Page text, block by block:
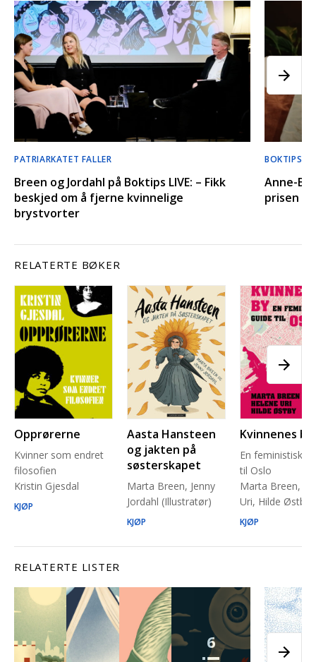
PATRIARKATET FALLER
Breen og Jordahl på Boktips LIVE: – Fikk
beskjed om å fjerne kvinnelige
brystvorter
BOKTIPS
Anne-
prisen
RELATERTE BØKER
Opprørerne
Kvinner som endret
filosofien
Kristin Gjesdal
KJØP
Aasta Hansteen
og jakten på
søsterskapet
Marta Breen, Jenny
Jordahl (Illustratør)
KJØP
Kvinnenes by
En feministisk
til Oslo
Marta Breen,
Uri, Hilde Østby
KJØP
RELATERTE LISTER
6